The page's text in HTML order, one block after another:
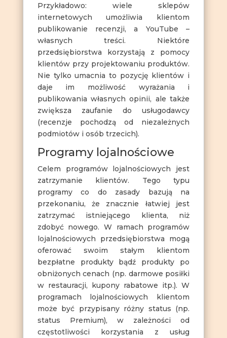
Przykładowo: wiele sklepów
internetowych umożliwia klientom
publikowanie recenzji, a YouTube –
własnych treści. Niektóre
przedsiębiorstwa korzystają z pomocy
klientów przy projektowaniu produktów.
Nie tylko umacnia to pozycję klientów i
daje im możliwość wyrażania i
publikowania własnych opinii, ale także
zwiększa zaufanie do usługodawcy
(recenzje pochodzą od niezależnych
podmiotów i osób trzecich).
Programy lojalnościowe
Celem programów lojalnościowych jest
zatrzymanie klientów. Tego typu
programy co do zasady bazują na
przekonaniu, że znacznie łatwiej jest
zatrzymać istniejącego klienta, niż
zdobyć nowego. W ramach programów
lojalnościowych przedsiębiorstwa mogą
oferować swoim stałym klientom
bezpłatne produkty bądź produkty po
obniżonych cenach (np. darmowe posiłki
w restauracji, kupony rabatowe itp.). W
programach lojalnościowych klientom
może być przypisany różny status (np.
status Premium), w zależności od
częstotliwości korzystania z usług